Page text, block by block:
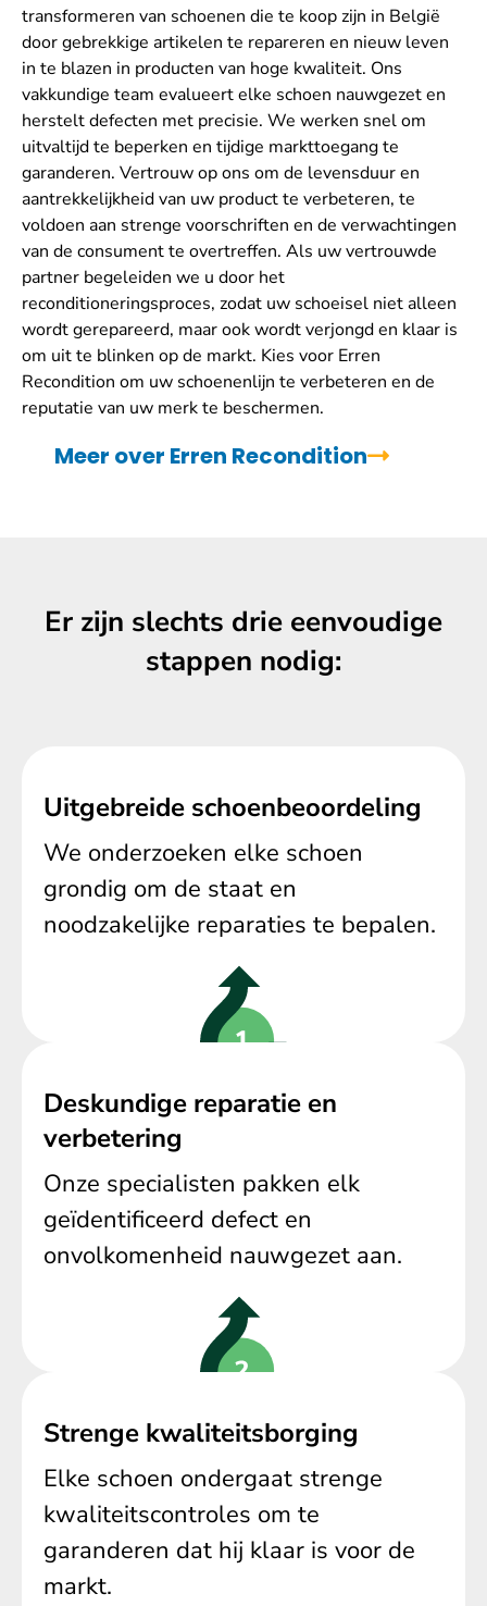
transformeren van schoenen die te koop zijn in België
door gebrekkige artikelen te repareren en nieuw leven
in te blazen in producten van hoge kwaliteit. Ons
vakkundige team evalueert elke schoen nauwgezet en
herstelt defecten met precisie. We werken snel om
uitvaltijd te beperken en tijdige markttoegang te
garanderen. Vertrouw op ons om de levensduur en
aantrekkelijkheid van uw product te verbeteren, te
voldoen aan strenge voorschriften en de verwachtingen
van de consument te overtreffen. Als uw vertrouwde
partner begeleiden we u door het
reconditioneringsproces, zodat uw schoeisel niet alleen
wordt gerepareerd, maar ook wordt verjongd en klaar is
om uit te blinken op de markt. Kies voor Erren
Recondition om uw schoenenlijn te verbeteren en de
reputatie van uw merk te beschermen.
Meer over Erren Recondition
Er zijn slechts drie eenvoudige
stappen nodig:
Uitgebreide schoenbeoordeling
We onderzoeken elke schoen
grondig om de staat en
noodzakelijke reparaties te bepalen.
Deskundige reparatie en
verbetering
Onze specialisten pakken elk
geïdentificeerd defect en
onvolkomenheid nauwgezet aan.
Strenge kwaliteitsborging
Elke schoen ondergaat strenge
kwaliteitscontroles om te
garanderen dat hij klaar is voor de
markt.